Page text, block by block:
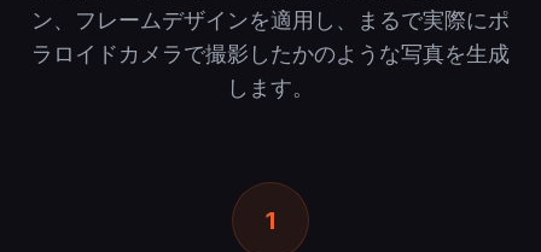
ン、フレームデザインを適用し、まるで実際にポ
ラロイドカメラで撮影したかのような写真を生成
します。
1